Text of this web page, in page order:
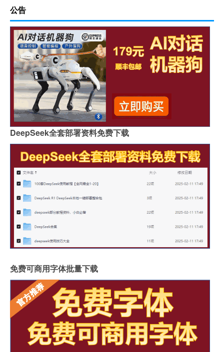
公告
DeepSeek全套部署资料免费下载
免费可商用字体批量下载